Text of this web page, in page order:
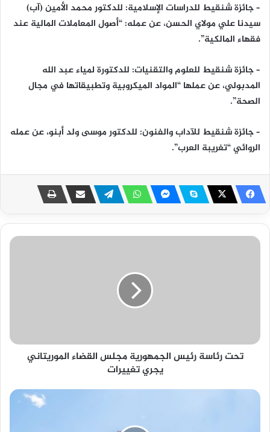
– جائزة شنقيط للدراسات الإسلامية: للدكتور محمد الأمين (آب)
سيدنا علي مولاي الحسن، عن عمله: “أصول المعاملات المالية عند
فقهاء المالكية”.
– جائزة شنقيط للعلوم والتقنيات: للدكتورة لمياء عبد الله
المدبولي، عن عملها “المواد الميكروبية وتطبيقاتها في مجال
الصحة”.
– جائزة شنقيط للآداب والفنون: للدكتور موسى ولد أبنو، عن عمله
الروائي “تغريبة العرب”.
تحت رئاسة رئيس الجمهورية مجلس القضاء الموريتاني
يجري تغييرات